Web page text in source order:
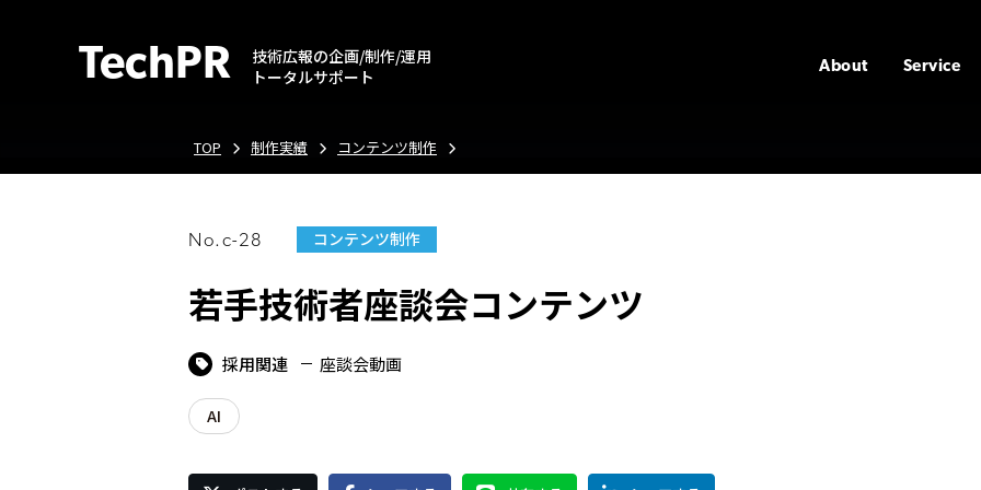
TechPR
技術広報の企画/制作/運用
トータルサポート
About Service
TOP 制作実績 コンテンツ制作
No.c-28 コンテンツ制作
若手技術者座談会コンテンツ
採用関連 座談会動画
AI